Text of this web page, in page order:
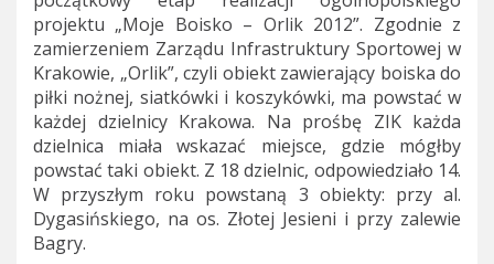
projektu „Moje Boisko – Orlik 2012”. Zgodnie z
zamierzeniem Zarządu Infrastruktury Sportowej w
Krakowie, „Orlik”, czyli obiekt zawierający boiska do
piłki nożnej, siatkówki i koszykówki, ma powstać w
każdej dzielnicy Krakowa. Na prośbę ZIK każda
dzielnica miała wskazać miejsce, gdzie mógłby
powstać taki obiekt. Z 18 dzielnic, odpowiedziało 14.
W przyszłym roku powstaną 3 obiekty: przy al.
Dygasińskiego, na os. Złotej Jesieni i przy zalewie
Bagry.